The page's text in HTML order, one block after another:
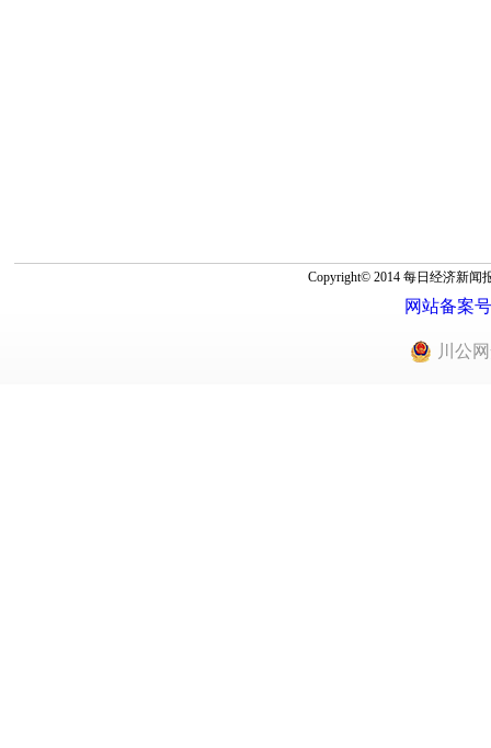
Copyright© 2014 每日经济新
网站备案
川公